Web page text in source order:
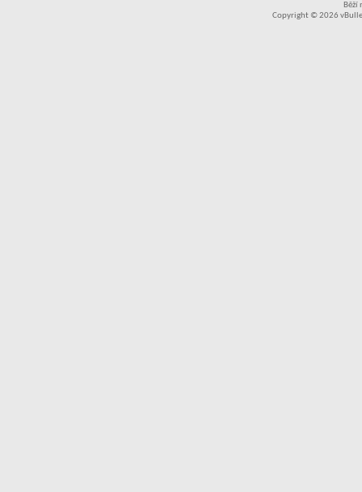
Běží
Copyright © 2026